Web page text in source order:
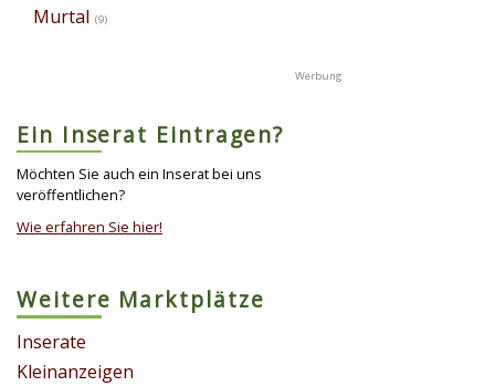
Murtal (9)
Ein Inserat Eintragen?
Möchten Sie auch ein Inserat bei uns
veröffentlichen?
Wie erfahren Sie hier!
Weitere Marktplätze
Inserate
Kleinanzeigen